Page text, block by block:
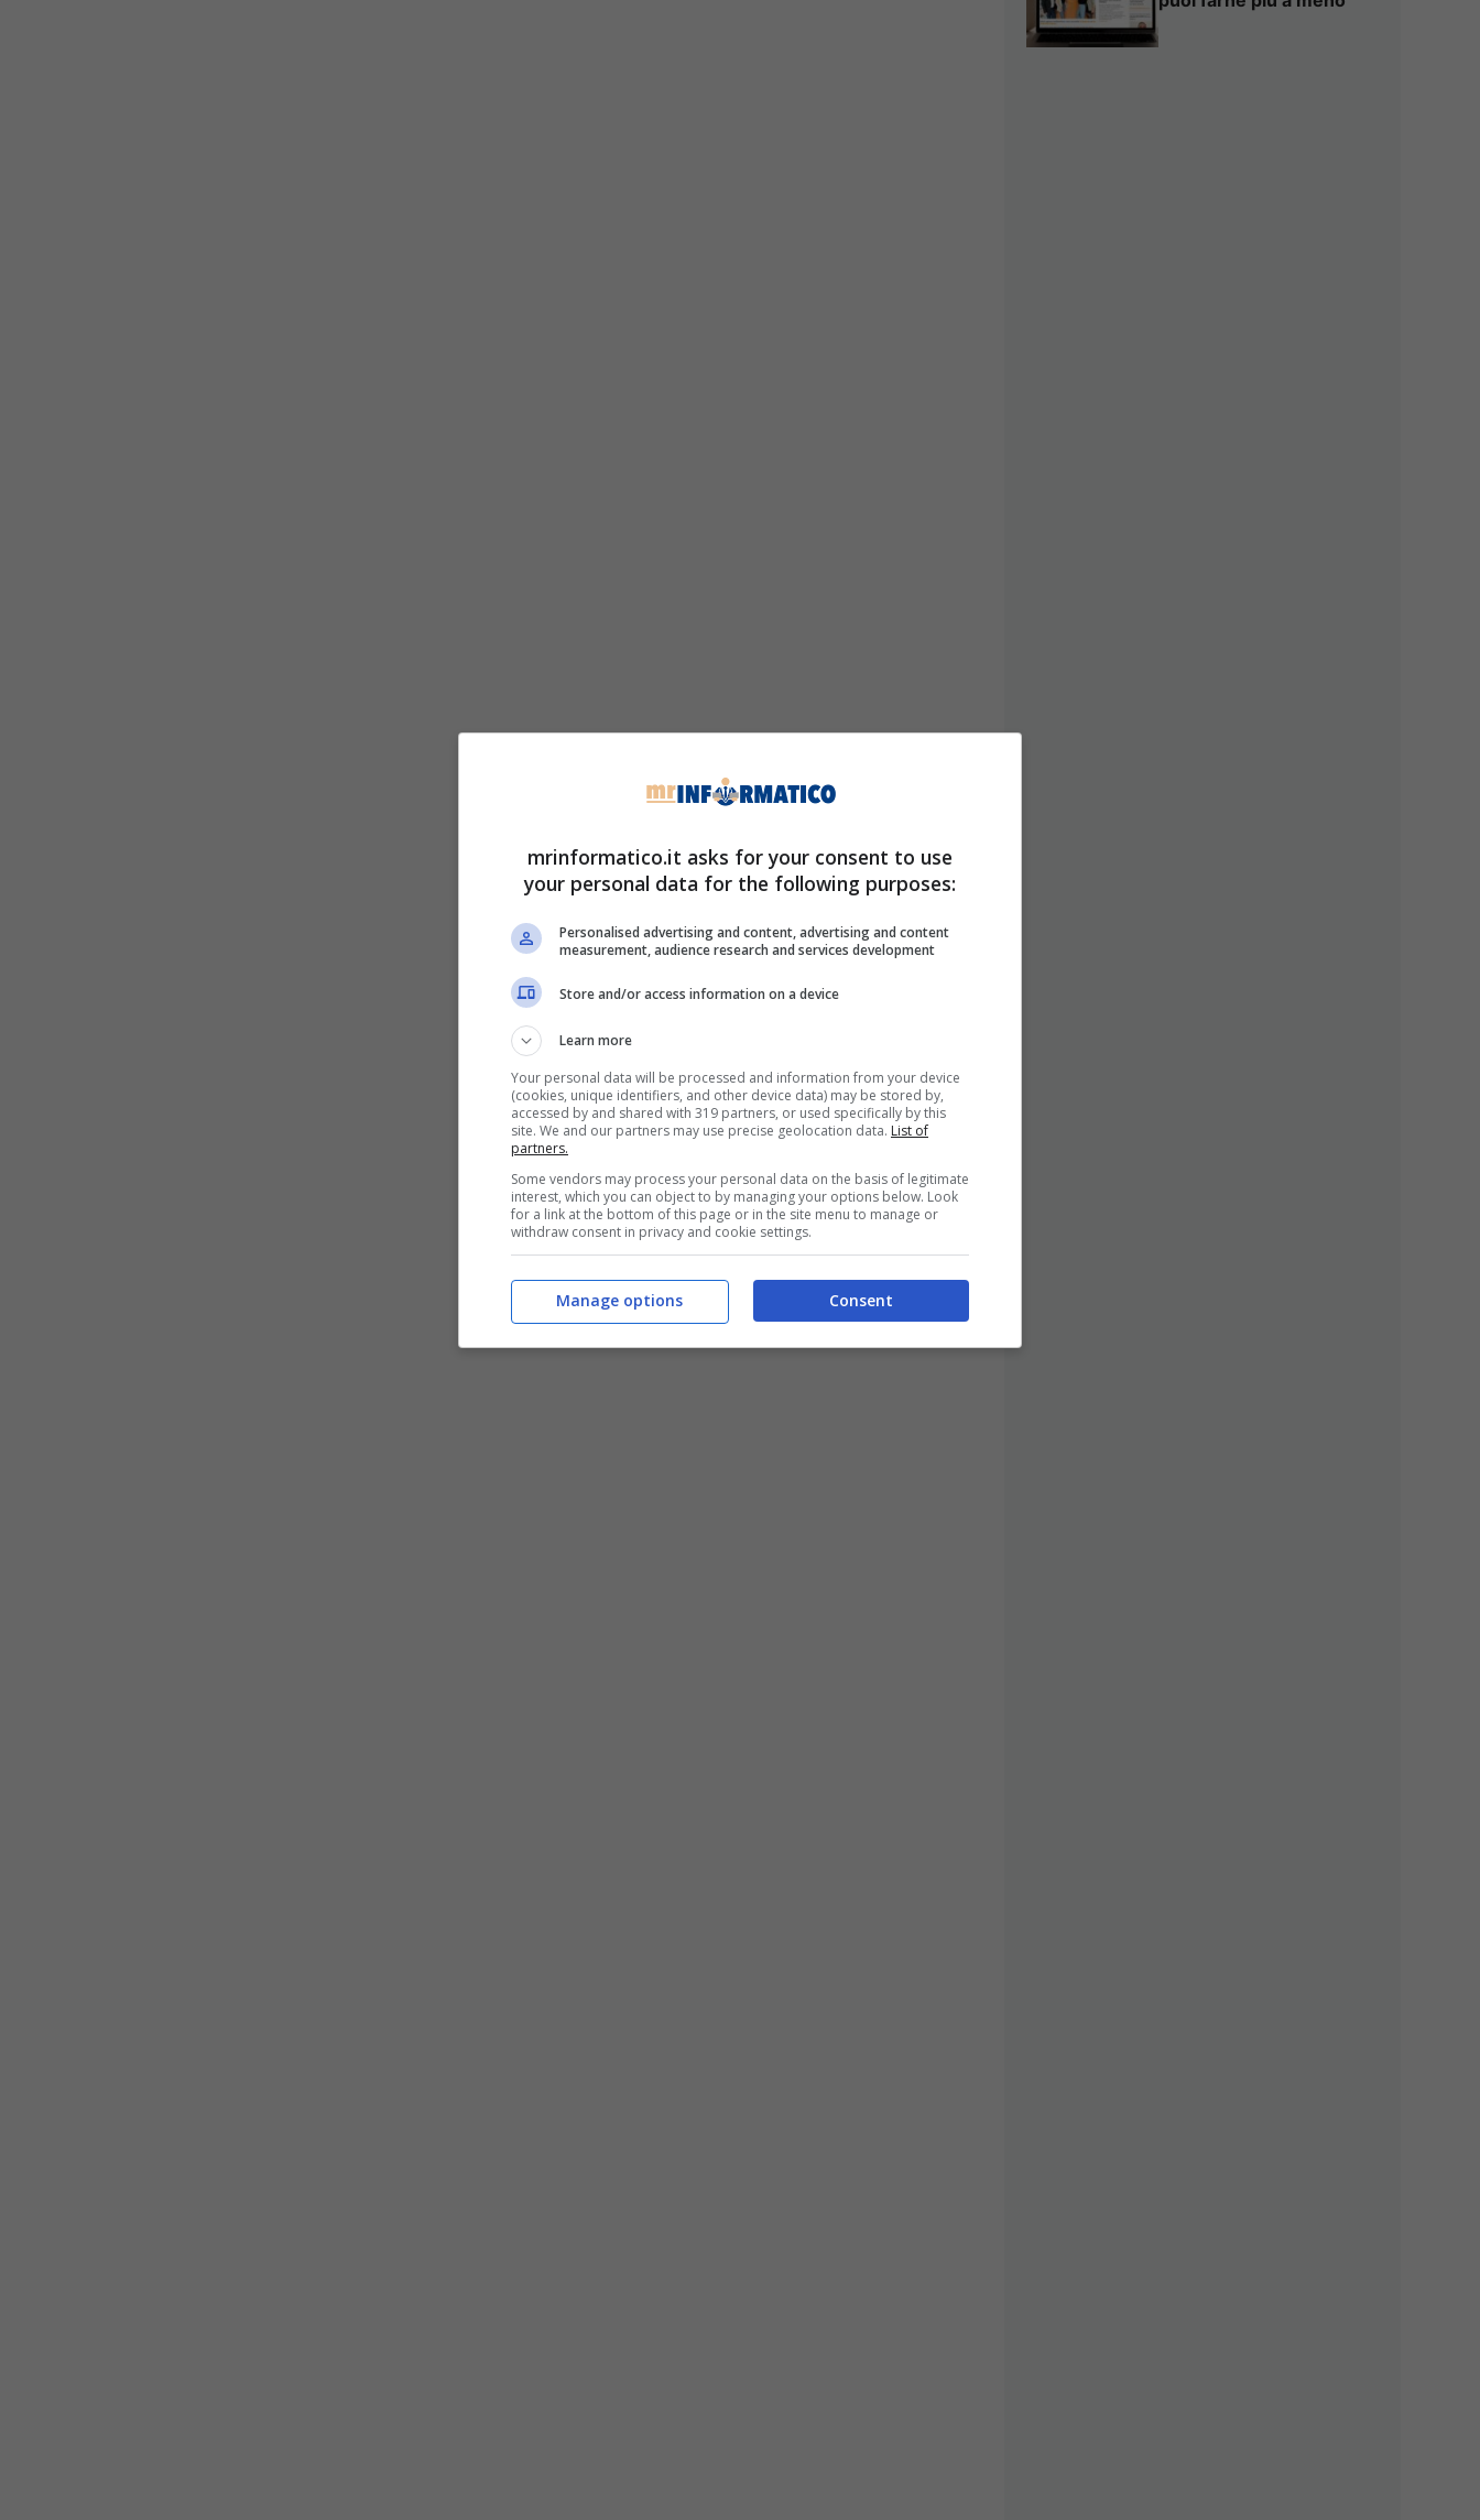
mrinformatico.it asks for your consent to use
your personal data for the following purposes:
Personalised advertising and content, advertising and content
measurement, audience research and services development
Store and/or access information on a device
Learn more
Your personal data will be processed and information from your device
(cookies, unique identifiers, and other device data) may be stored by,
accessed by and shared with 319 partners, or used specifically by this
site. We and our partners may use precise geolocation data. List of
partners.
Some vendors may process your personal data on the basis of legitimate
interest, which you can object to by managing your options below. Look
for a link at the bottom of this page or in the site menu to manage or
withdraw consent in privacy and cookie settings.
Consent
Manage options